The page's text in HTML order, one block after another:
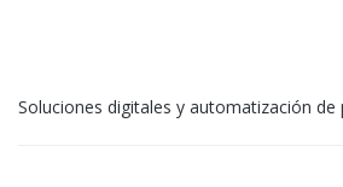
Soluciones digitales y automatización de